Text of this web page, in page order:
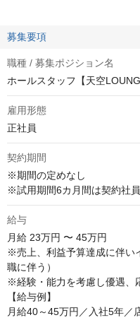
募集要項
職種 / 募集ポジション名
ホールスタッフ【天空
雇用形態
正社員
契約期間
※期間の定めなし
※試用期間6カ月間は契約社員
給与
月給 23万円 〜 45万円
※売上、利益予算達成に伴い
職に伴う）
※経験・能力を考慮し優遇、
【給与例】
月給40～45万円／入社5年／